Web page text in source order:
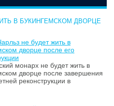
В БУКИНГЕМСКОМ ДВОРЦЕ
не будет жить в
дворце после его
монарх не будет жить в
дворце после завершения
реконструкции в